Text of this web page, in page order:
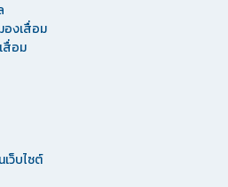
องเสื่อม
สื่อม
ว็บไซต์